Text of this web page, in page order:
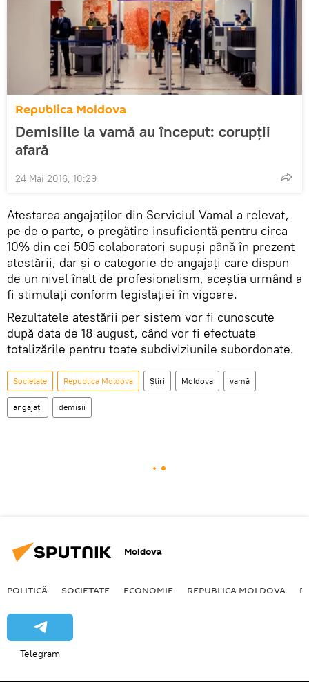
Republica Moldova
Demisiile la vamă au început: corupţii
afară
24 Mai 2016, 10:29
Atestarea angajaţilor din Serviciul Vamal a relevat,
pe de o parte, o pregătire insuficientă pentru circa
10% din cei 505 colaboratori supuși până în prezent
atestării, dar și o categorie de angajați care dispun
de un nivel înalt de profesionalism, aceștia urmând a
fi stimulați conform legislației în vigoare.
Rezultatele atestării per sistem vor fi cunoscute
după data de 18 august, când vor fi efectuate
totalizările pentru toate subdiviziunile subordonate.
Societate Republica Moldova Știri Moldova vamă
angajați demisii
Moldova
POLITICĂ SOCIETATE ECONOMIE REPUBLICA MOLDOVA
Telegram